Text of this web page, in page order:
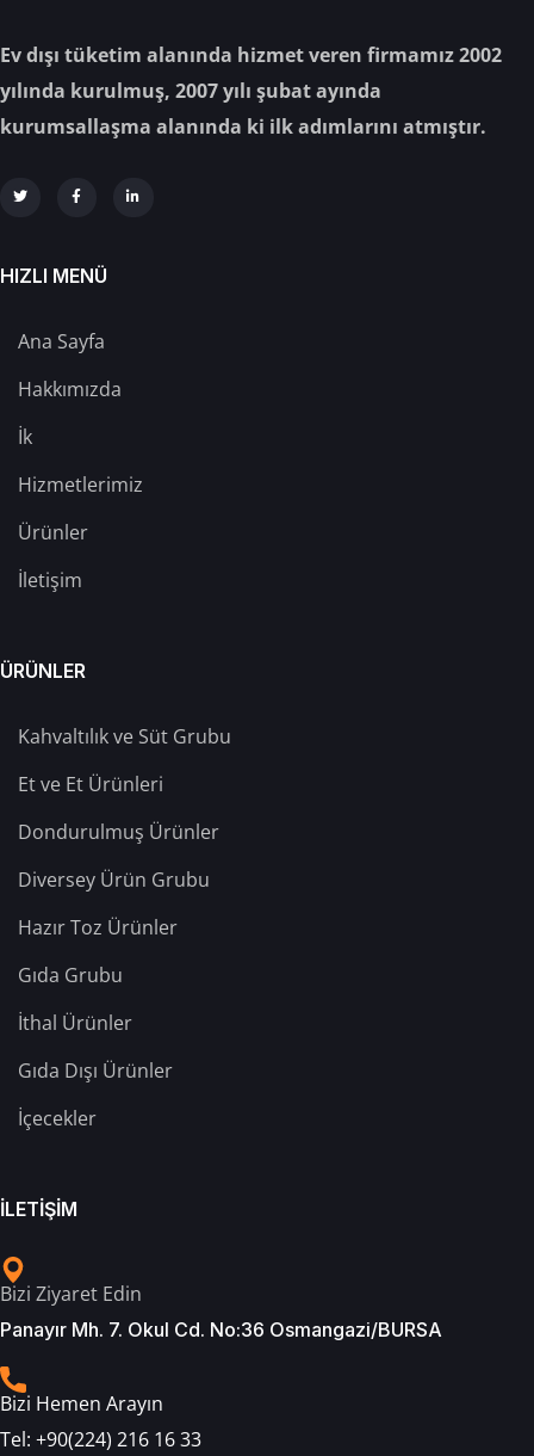
Ev dışı tüketim alanında hizmet veren firmamız 2002
yılında kurulmuş, 2007 yılı şubat ayında
kurumsallaşma alanında ki ilk adımlarını atmıştır.
HIZLI MENÜ
Ana Sayfa
Hakkımızda
İk
Hizmetlerimiz
Ürünler
İletişim
ÜRÜNLER
Kahvaltılık ve Süt Grubu
Et ve Et Ürünleri
Dondurulmuş Ürünler
Diversey Ürün Grubu
Hazır Toz Ürünler
Gıda Grubu
İthal Ürünler
Gıda Dışı Ürünler
İçecekler
İLETİŞİM
Bizi Ziyaret Edin
Panayır Mh. 7. Okul Cd. No:36 Osmangazi/BURSA
Bizi Hemen Arayın
Tel: +90(224) 216 16 33